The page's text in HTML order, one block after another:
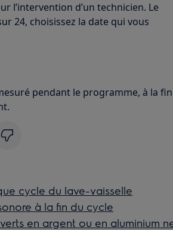
l’intervention d’un technicien. Le
24, choisissez la date qui vous
pendant le programme, à la fin
cycle du lave-vaisselle
à la fin du cycle
en argent ou en aluminium